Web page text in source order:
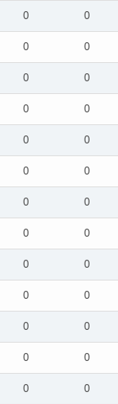
0 0
0 0
0 0
0 0
0 0
0 0
0 0
0 0
0 0
0 0
0 0
0 0
0 0